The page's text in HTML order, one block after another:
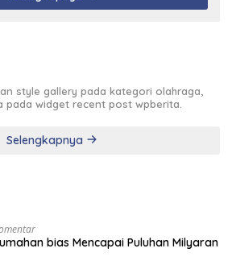
style gallery pada kategori olahraga,
pada widget recent post wpberita.
Selengkapnya
bias Mencapai Puluhan Milyaran